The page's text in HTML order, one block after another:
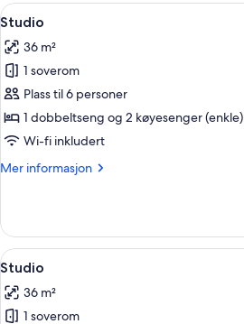
Åpne
alle
bildene
av
Studio
30
Studio
36 m²
1 soverom
Plass til 6 personer
1 dobbeltseng og 2 køyesenger (enkle)
Wi-fi inkludert
Mer informasjon
Mer
Åpne
alle
bildene
av
29
Studio
36 m²
1 soverom